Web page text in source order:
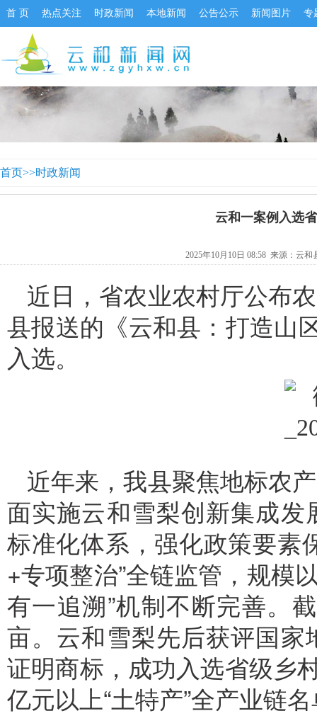
首 页 热点关注 时政新闻 本地新闻 公告公示 新闻图片 专
首页>>时政新闻
云和一案例入选
2025年10月10日 08:58 来源： 云和
近日，省农业农村厅公布
县报送的《云和县：打造山
入选。
近年来，我县聚焦地标农
面实施云和雪梨创新集成
标准化体系，强化政策要素
+专项整治”全链监管，规模
有一追溯”机制不断完善。
亩。云和雪梨先后获评国
证明商标，成功入选省级乡
亿元以上“土特产”全产业链